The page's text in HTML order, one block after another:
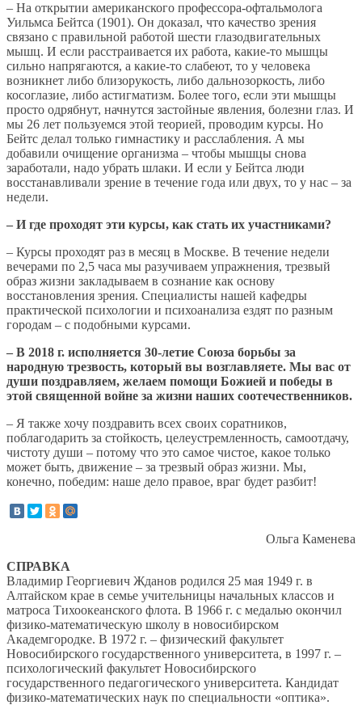
– На открытии американского профессора-офтальмолога
Уильмса Бейтса (1901). Он доказал, что качество зрения
связано с правильной работой шести глазодвигательных
мышц. И если расстраивается их работа, какие-то мышцы
сильно напрягаются, а какие-то слабеют, то у человека
возникнет либо близорукость, либо дальнозоркость, либо
косоглазие, либо астигматизм. Более того, если эти мышцы
просто одрябнут, начнутся застойные явления, болезни глаз. И
мы 26 лет пользуемся этой теорией, проводим курсы. Но
Бейтс делал только гимнастику и расслабления. А мы
добавили очищение организма – чтобы мышцы снова
заработали, надо убрать шлаки. И если у Бейтса люди
восстанавливали зрение в течение года или двух, то у нас – за
недели.
– И где проходят эти курсы, как стать их участниками?
– Курсы проходят раз в месяц в Москве. В течение недели
вечерами по 2,5 часа мы разучиваем упражнения, трезвый
образ жизни закладываем в сознание как основу
восстановления зрения. Специалисты нашей кафедры
практической психологии и психоанализа ездят по разным
городам – с подобными курсами.
– В 2018 г. исполняется 30-летие Союза борьбы за
народную трезвость, который вы возглавляете. Мы вас от
души поздравляем, желаем помощи Божией и победы в
этой священной войне за жизни наших соотечественников.
– Я также хочу поздравить всех своих соратников,
поблагодарить за стойкость, целеустремленность, самоотдачу,
чистоту души – потому что это самое чистое, какое только
может быть, движение – за трезвый образ жизни. Мы,
конечно, победим: наше дело правое, враг будет разбит!
Ольга Каменева
СПРАВКА
Владимир Георгиевич Жданов родился 25 мая 1949 г. в
Алтайском крае в семье учительницы начальных классов и
матроса Тихоокеанского флота. В 1966 г. с медалью окончил
физико-математическую школу в новосибирском
Академгородке. В 1972 г. – физический факультет
Новосибирского государственного университета, в 1997 г. –
психологический факультет Новосибирского
государственного педагогического университета. Кандидат
физико-математических наук по специальности «оптика».